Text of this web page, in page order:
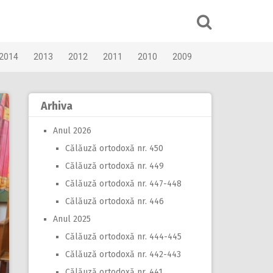
2013 2012 2011 2010 2009
Arhiva
Anul 2026
Călăuză ortodoxă nr. 450
Călăuză ortodoxă nr. 449
Călăuză ortodoxă nr. 447-448
Călăuză ortodoxă nr. 446
Anul 2025
Călăuză ortodoxă nr. 444-445
Călăuză ortodoxă nr. 442-443